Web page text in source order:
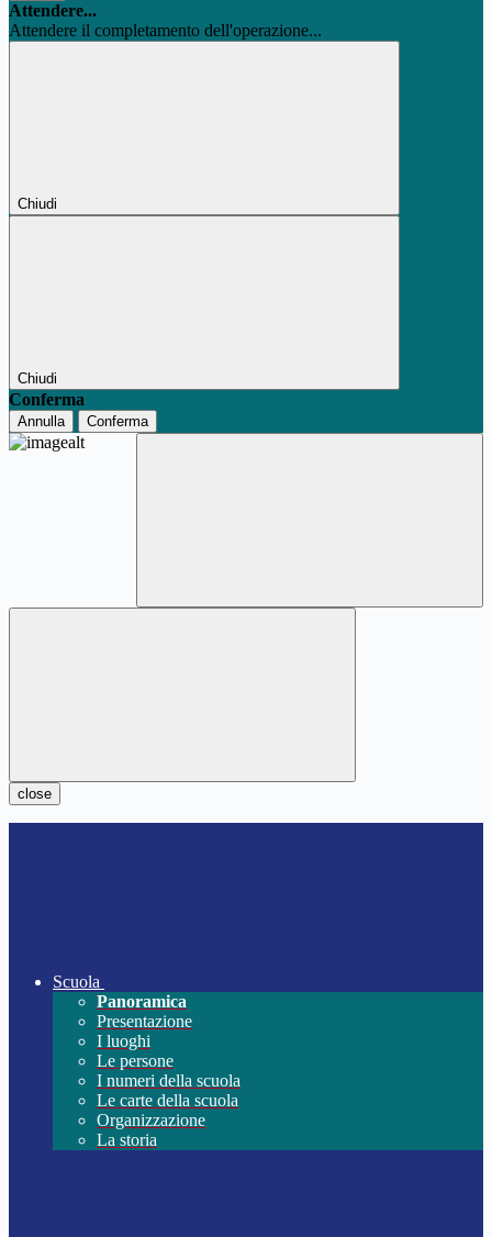
Attendere...
Attendere il completamento dell'operazione...
Chiudi
Chiudi
Conferma
Annulla Conferma
close
Scuola
Panoramica
Presentazione
I luoghi
Le persone
I numeri della scuola
Le carte della scuola
Organizzazione
La storia